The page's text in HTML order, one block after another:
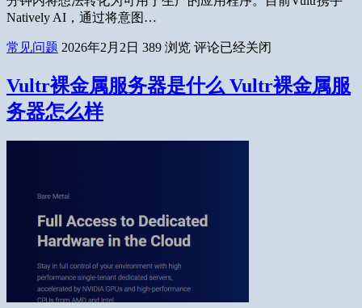
Natively AI，通过将意图…
常见问题 2026年2月2日 389 浏览 评论已经关闭
Vultr裸金属服务器是什么 Vultr裸金属服
务器怎么样